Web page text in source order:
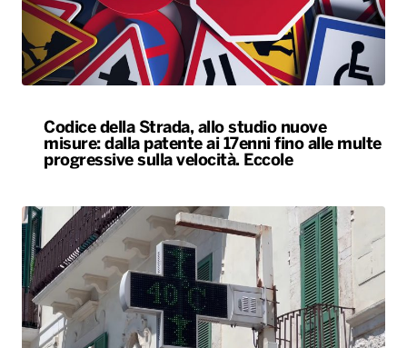
Codice della Strada, allo studio nuove
misure: dalla patente ai 17enni fino alle multe
progressive sulla velocità. Eccole